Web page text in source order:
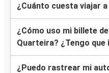
¿Cuánto cuesta viajar
¿Cómo uso mi billete
Quarteira? ¿Tengo que
¿Puedo rastrear mi